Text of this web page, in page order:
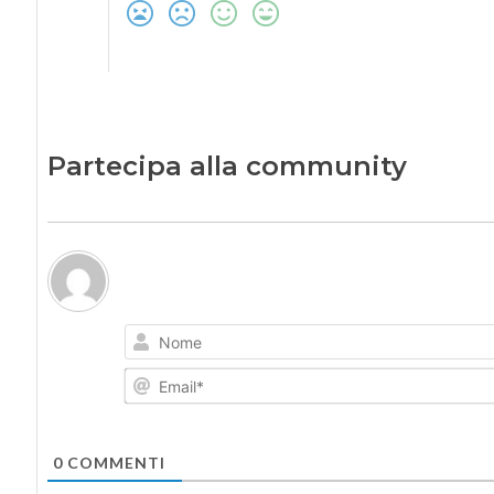
Partecipa alla community
0COMMENTI